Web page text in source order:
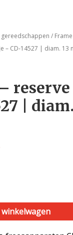
/
– CD-14527 | diam. 13
reserve
|